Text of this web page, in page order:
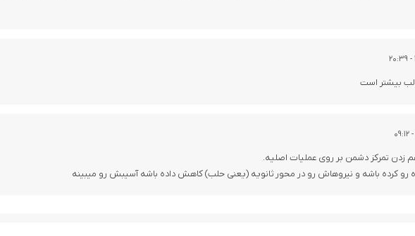
بیشتر است
زدن تمرکز دشمن بر روی عملیات اصلیه.
رو کرده باشه و نیروهاش رو در محور ثانویه (یعنی حلب) کاهش داده باشه آسیبش رو میبینه